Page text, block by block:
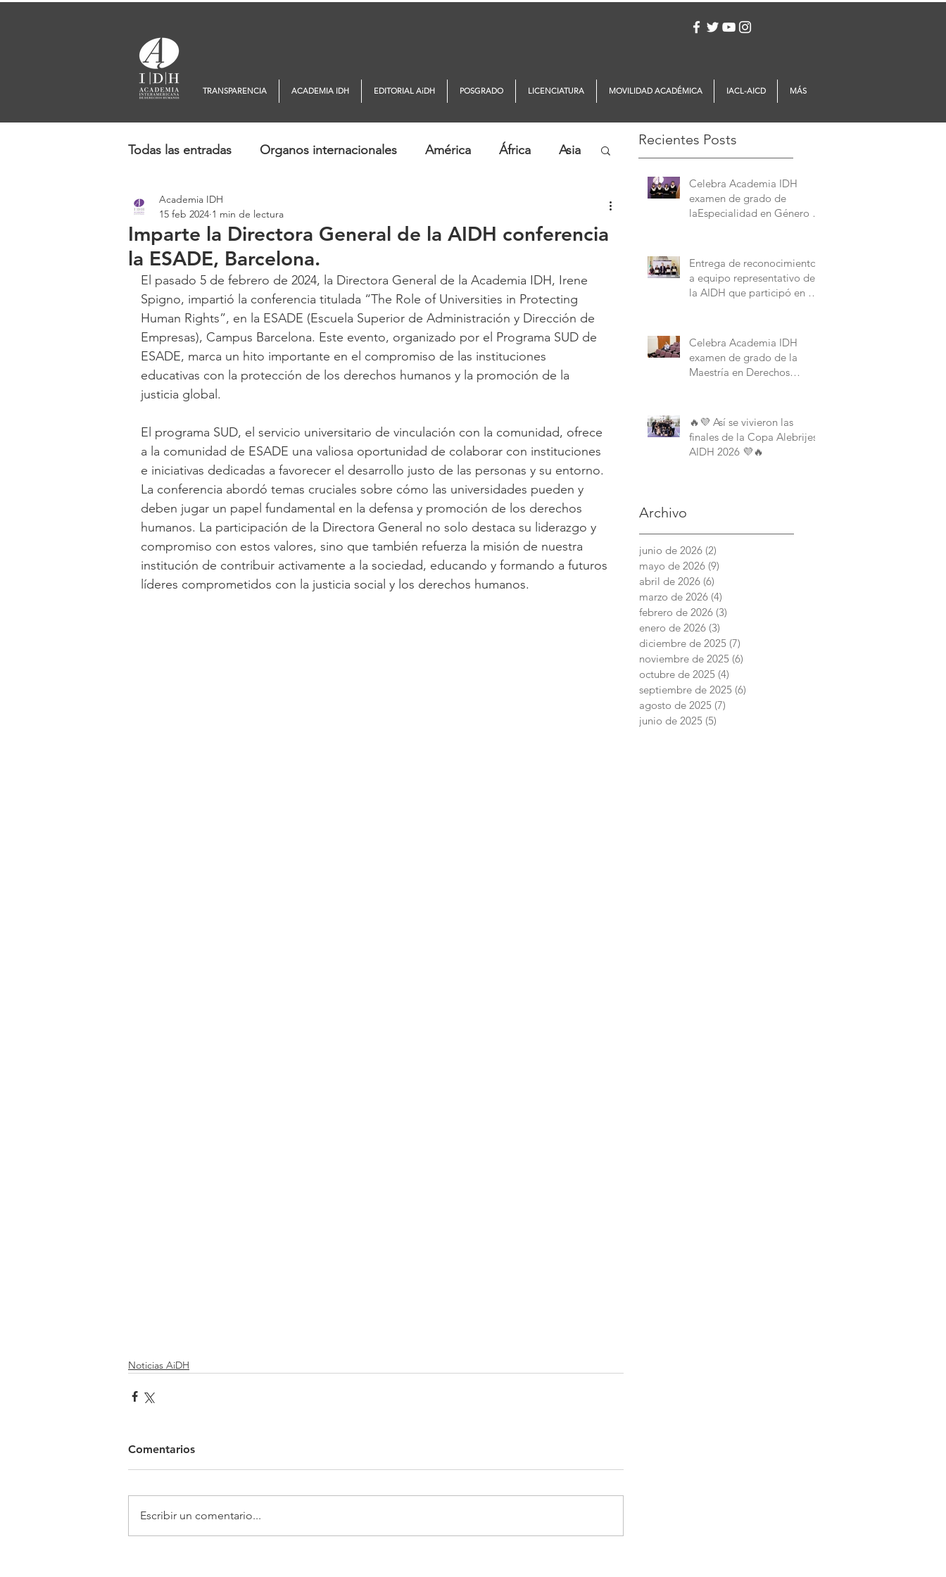
Todas las entradas Organos internacionales América África Asia
Europa Oceanía
Imparte la Directora General de la AIDH conferencia
la ESADE, Barcelona.
Academia IDH
15 feb 2024 1 min de lectura
El pasado 5 de febrero de 2024, la Directora General de la Academia IDH, Irene
Spigno, impartió la conferencia titulada “The Role of Universities in Protecting
Human Rights”, en la ESADE (Escuela Superior de Administración y Dirección de
Empresas), Campus Barcelona. Este evento, organizado por el Programa SUD de
ESADE, marca un hito importante en el compromiso de las instituciones
educativas con la protección de los derechos humanos y la promoción de la
justicia global.
El programa SUD, el servicio universitario de vinculación con la comunidad, ofrece
a la comunidad de ESADE una valiosa oportunidad de colaborar con instituciones
e iniciativas dedicadas a favorecer el desarrollo justo de las personas y su entorno.
La conferencia abordó temas cruciales sobre cómo las universidades pueden y
deben jugar un papel fundamental en la defensa y promoción de los derechos
humanos. La participación de la Directora General no solo destaca su liderazgo y
compromiso con estos valores, sino que también refuerza la misión de nuestra
institución de contribuir activamente a la sociedad, educando y formando a futuros
líderes comprometidos con la justicia social y los derechos humanos.
Noticias AiDH
Comentarios
Escribir un comentario...
Recientes Posts
Celebra Academia IDH
examen de grado de
laEspecialidad en Género y
Entrega de reconocimientos
a equipo representativo de
la AIDH que participó en el
American University.
Celebra Academia IDH
examen de grado de la
Maestría en Derechos
🔥💜 Así se vivieron las
finales de la Copa Alebrijes
AIDH 2026 💜🔥
Archivo
junio de 2026 (2)
mayo de 2026 (9)
abril de 2026 (6)
marzo de 2026 (4)
febrero de 2026 (3)
enero de 2026 (3)
diciembre de 2025 (7)
noviembre de 2025 (6)
octubre de 2025 (4)
septiembre de 2025 (6)
agosto de 2025 (7)
junio de 2025 (5)
TRANSPARENCIA ACADEMIA IDH EDITORIAL AiDH POSGRADO LICENCIATURA MOVILIDAD ACADÉMICA IACL-AICD MÁS